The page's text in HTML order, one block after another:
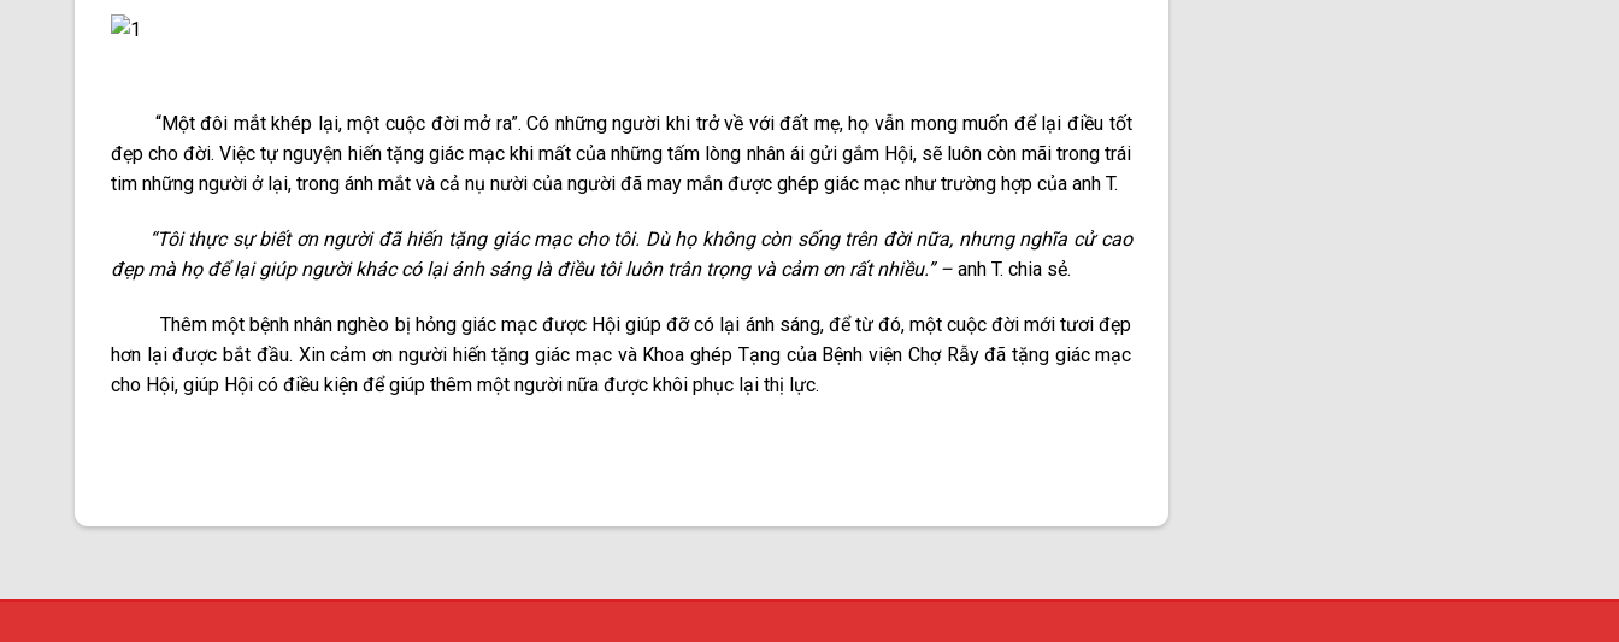
“Một đôi mắt khép lại, một cuộc đời mở ra”. Có những người khi trở về với đất mẹ, họ vẫn mong muốn để lại điều tốt
đẹp cho đời. Việc tự nguyện hiến tặng giác mạc khi mất của những tấm lòng nhân ái gửi gắm Hội, sẽ luôn còn mãi trong trái
tim những người ở lại, trong ánh mắt và cả nụ nười của người đã may mắn được ghép giác mạc như trường hợp của anh T.
“Tôi thực sự biết ơn người đã hiến tặng giác mạc cho tôi. Dù họ không còn sống trên đời nữa, nhưng nghĩa cử cao
đẹp mà họ để lại giúp người khác có lại ánh sáng là điều tôi luôn trân trọng và cảm ơn rất nhiều.” – anh T. chia sẻ.
Thêm một bệnh nhân nghèo bị hỏng giác mạc được Hội giúp đỡ có lại ánh sáng, để từ đó, một cuộc đời mới tươi đẹp
hơn lại được bắt đầu. Xin cảm ơn người hiến tặng giác mạc và Khoa ghép Tạng của Bệnh viện Chợ Rẫy đã tặng giác mạc
cho Hội, giúp Hội có điều kiện để giúp thêm một người nữa được khôi phục lại thị lực.